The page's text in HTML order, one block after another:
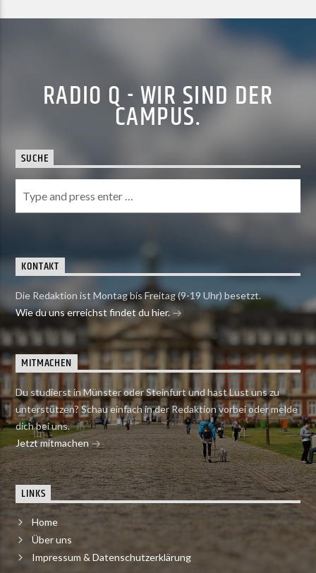
RADIO Q - WIR SIND DER
CAMPUS.
SUCHE
KONTAKT
Die Redaktion ist Montag bis Freitag (9-19 Uhr) besetzt.
Wie du uns erreichst findet du hier.
MITMACHEN
Du studierst in Münster oder Steinfurt und hast Lust uns zu
unterstützen? Schau einfach in der Redaktion vorbei oder melde
dich bei uns.
Jetzt mitmachen
LINKS
Home
Über uns
Impressum & Datenschutzerklärung